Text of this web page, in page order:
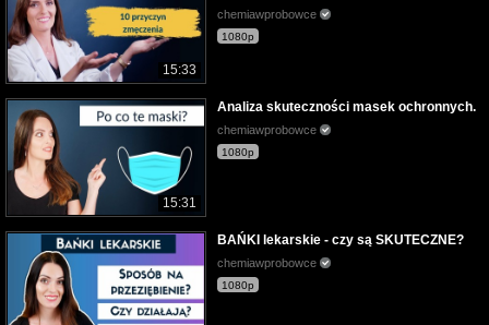
15:33
chemiawprobowce
1080p
15:31
Analiza skuteczności masek ochronnych.
chemiawprobowce
1080p
BAŃKI lekarskie - czy są SKUTECZNE?
chemiawprobowce
1080p